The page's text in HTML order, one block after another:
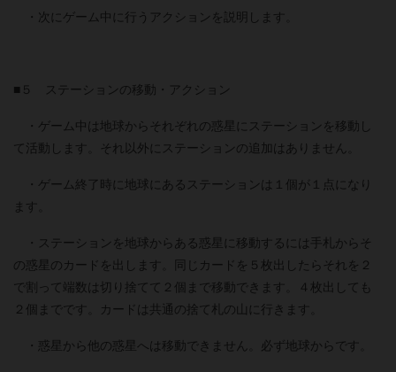
・次にゲーム中に行うアクションを説明します。
■５ ステーションの移動・アクション
・ゲーム中は地球からそれぞれの惑星にステーションを移動し
て活動します。それ以外にステーションの追加はありません。
・ゲーム終了時に地球にあるステーションは１個が１点になり
ます。
・ステーションを地球からある惑星に移動するには手札からそ
の惑星のカードを出します。同じカードを５枚出したらそれを２
で割って端数は切り捨てて２個まで移動できます。４枚出しても
２個までです。カードは共通の捨て札の山に行きます。
・惑星から他の惑星へは移動できません。必ず地球からです。